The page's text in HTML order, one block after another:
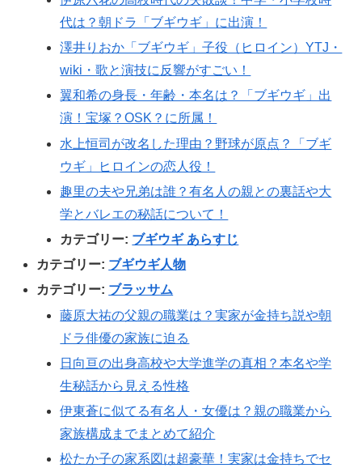
代は？朝ドラ「ブギウギ」に出演！
澤井りおか「ブギウギ」子役（ヒロイン）YTJ・
wiki・歌と演技に反響がすごい！
翼和希の身長・年齢・本名は？「ブギウギ」出
演！宝塚？OSK？に所属！
水上恒司が改名した理由？野球が原点？「ブギ
ウギ」ヒロインの恋人役！
趣里の夫や兄弟は誰？有名人の親との裏話や大
学とバレエの秘話について！
カテゴリー: ブギウギ あらすじ
カテゴリー: ブギウギ人物
カテゴリー: ブラッサム
藤原大祐の父親の職業は？実家が金持ち説や朝
ドラ俳優の家族に迫る
日向亘の出身高校や大学進学の真相？本名や学
生秘話から見える性格
伊東蒼に似てる有名人・女優は？親の職業から
家族構成までまとめて紹介
松たか子の家系図は超豪華！実家は金持ちでセ